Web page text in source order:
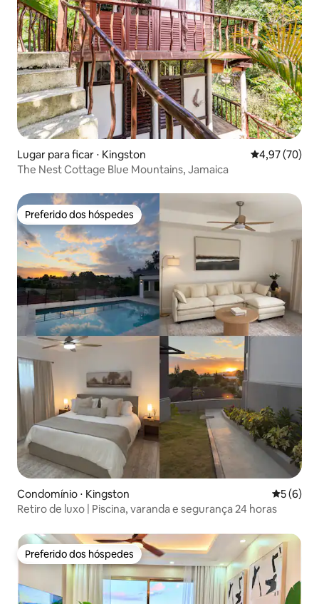
Lugar para ficar ⋅ Kingston 4,97 de uma
4,97 (70)
The Nest Cottage Blue Mountains, Jamaica
Preferido dos hóspedes
Preferido dos hóspedes
Condomínio ⋅ Kingston 5 de
5 (6)
Retiro de luxo | Piscina, varanda e segurança 24 horas
Preferido dos hóspedes
Preferido dos hóspedes